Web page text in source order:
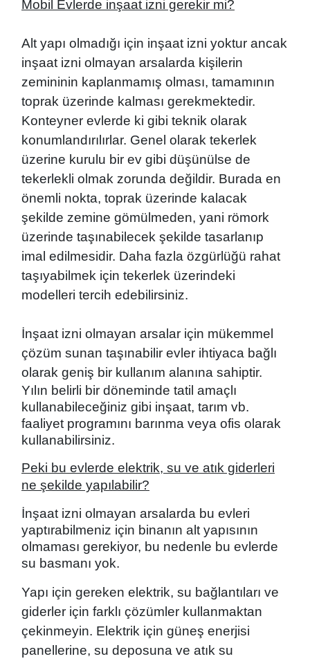
Mobil Evlerde inşaat izni gerekir mi?
Alt yapı olmadığı için inşaat izni yoktur ancak
inşaat izni olmayan arsalarda kişilerin
zemininin kaplanmamış olması, tamamının
toprak üzerinde kalması gerekmektedir.
Konteyner evlerde ki gibi teknik olarak
konumlandırılırlar. Genel olarak tekerlek
üzerine kurulu bir ev gibi düşünülse de
tekerlekli olmak zorunda değildir. Burada en
önemli nokta, toprak üzerinde kalacak
şekilde zemine gömülmeden, yani römork
üzerinde taşınabilecek şekilde tasarlanıp
imal edilmesidir. Daha fazla özgürlüğü rahat
taşıyabilmek için tekerlek üzerindeki
modelleri tercih edebilirsiniz.
İnşaat izni olmayan arsalar için mükemmel
çözüm sunan taşınabilir evler ihtiyaca bağlı
olarak geniş bir kullanım alanına sahiptir.
Yılın belirli bir döneminde tatil amaçlı
kullanabileceğiniz gibi inşaat, tarım vb.
faaliyet programını barınma veya ofis olarak
kullanabilirsiniz.
Peki bu evlerde elektrik, su ve atık giderleri
ne şekilde yapılabilir?
İnşaat izni olmayan arsalarda bu evleri
yaptırabilmeniz için binanın alt yapısının
olmaması gerekiyor, bu nedenle bu evlerde
su basmanı yok.
Yapı için gereken elektrik, su bağlantıları ve
giderler için farklı çözümler kullanmaktan
çekinmeyin. Elektrik için güneş enerjisi
panellerine, su deposuna ve atık su